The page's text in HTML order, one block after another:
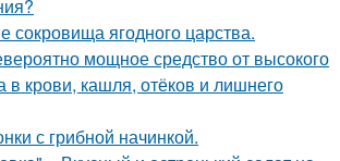
сокровища ягодного царства.
мощное средство от высокого
в крови, кашля, отёков и лишнего
с грибной начинкой.